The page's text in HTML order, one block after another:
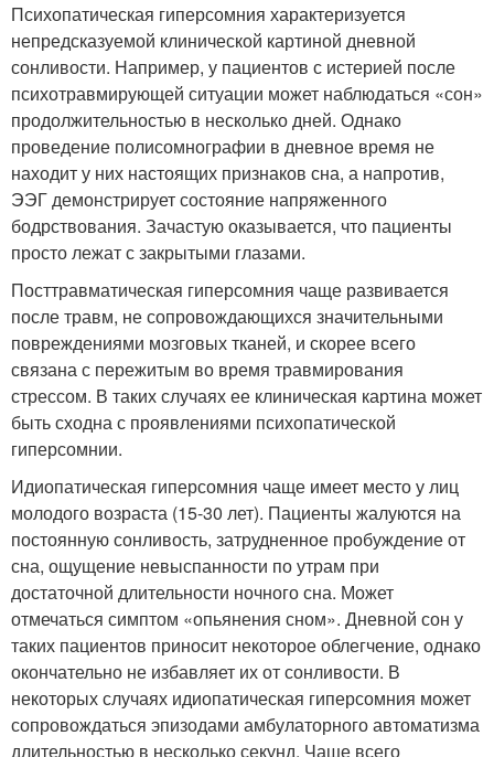
Психопатическая гиперсомния характеризуется
непредсказуемой клинической картиной дневной
сонливости. Например, у пациентов с истерией после
психотравмирующей ситуации может наблюдаться «сон»
продолжительностью в несколько дней. Однако
проведение полисомнографии в дневное время не
находит у них настоящих признаков сна, а напротив,
ЭЭГ демонстрирует состояние напряженного
бодрствования. Зачастую оказывается, что пациенты
просто лежат с закрытыми глазами.
Посттравматическая гиперсомния чаще развивается
после травм, не сопровождающихся значительными
повреждениями мозговых тканей, и скорее всего
связана с пережитым во время травмирования
стрессом. В таких случаях ее клиническая картина может
быть сходна с проявлениями психопатической
гиперсомнии.
Идиопатическая гиперсомния чаще имеет место у лиц
молодого возраста (15-30 лет). Пациенты жалуются на
постоянную сонливость, затрудненное пробуждение от
сна, ощущение невыспанности по утрам при
достаточной длительности ночного сна. Может
отмечаться симптом «опьянения сном». Дневной сон у
таких пациентов приносит некоторое облегчение, однако
окончательно не избавляет их от сонливости. В
некоторых случаях идиопатическая гиперсомния может
сопровождаться эпизодами амбулаторного автоматизма
длительностью в несколько секунд. Чаще всего